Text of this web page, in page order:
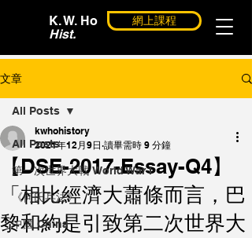
K. W. Ho
Hist.
網上課程
文章
All Posts
第一次世界大戰 World War I
《何氏兵法》
中國 China
All Posts
【DSE-2017-Essay-Q4】
「相比經濟大蕭條而言，巴
黎和約是引致第二次世界大
kwhohistory
2021年12月9日 讀畢需時 9 分鐘